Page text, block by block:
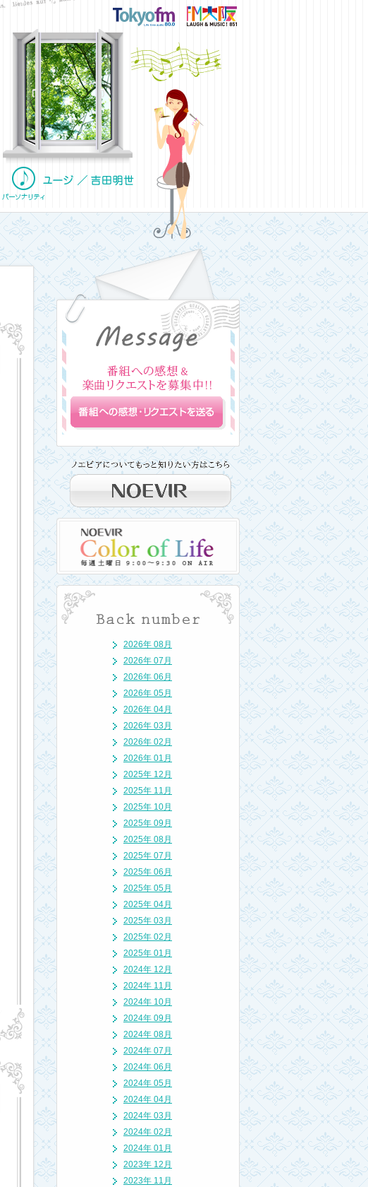
2026年 08月
2026年 07月
2026年 06月
2026年 05月
2026年 04月
2026年 03月
2026年 02月
2026年 01月
2025年 12月
2025年 11月
2025年 10月
2025年 09月
2025年 08月
2025年 07月
2025年 06月
2025年 05月
2025年 04月
2025年 03月
2025年 02月
2025年 01月
2024年 12月
2024年 11月
2024年 10月
2024年 09月
2024年 08月
2024年 07月
2024年 06月
2024年 05月
2024年 04月
2024年 03月
2024年 02月
2024年 01月
2023年 12月
2023年 11月